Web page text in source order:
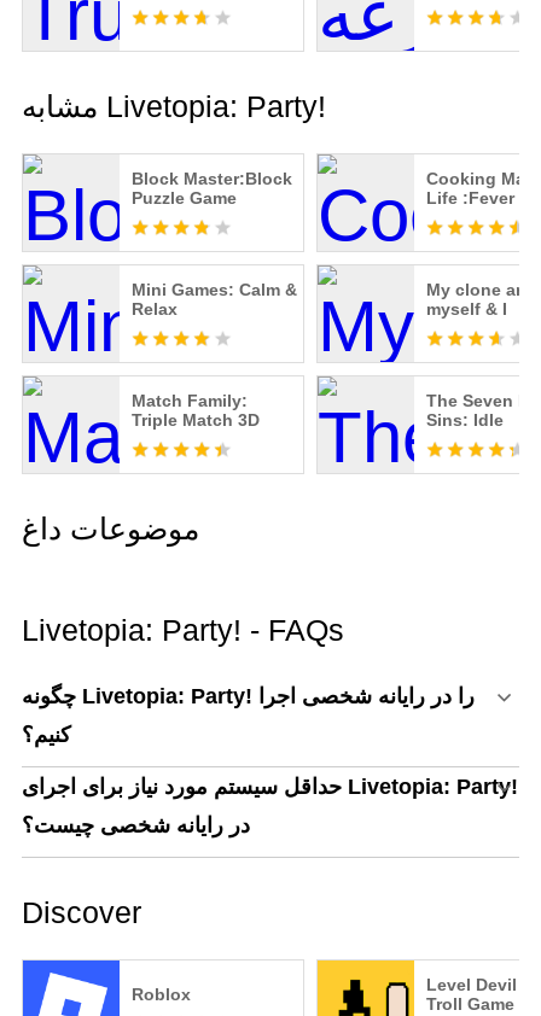
مشابه Livetopia: Party!
Block Master:Block
Puzzle Game
Cooking
Life :Fever
Restaurant
Mini Games: Calm &
Relax
My clone
myself & I
Match Family:
Triple Match 3D
The Seven
Sins: Idle
موضوعات داغ
Livetopia: Party! - FAQs
چگونه Livetopia: Party! را در رایانه شخصی اجرا
کنیم؟
حداقل سیستم مورد نیاز برای اجرای Livetopia: Party!
در رایانه شخصی چیست؟
Discover
Roblox
Level Devil -
Troll Game